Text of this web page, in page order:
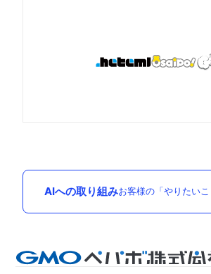
AIへの取り組みお客様の「やりたい